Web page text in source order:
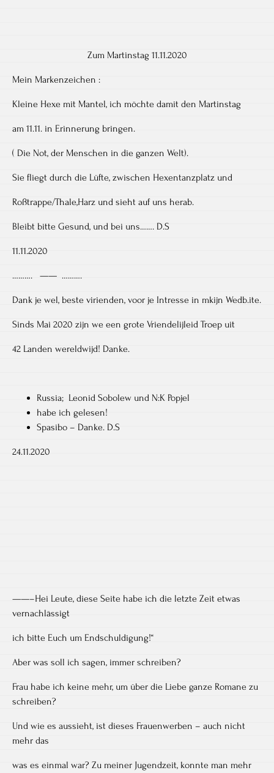
Zum Martinstag 11.11.2020
Mein Markenzeichen :
Kleine Hexe mit Mantel, ich möchte damit den Martinstag
am 11.11. in Erinnerung bringen.
( Die Not, der Menschen in die ganzen Welt).
Sie fliegt durch die Lüfte, zwischen Hexentanzplatz und
Roßtrappe/Thale,Harz und sieht auf uns herab.
Bleibt bitte Gesund, und bei uns……. D.S
11.11.2020
………. —— ……….
Dank je wel, beste virienden, voor je Intresse in mkijn Wedb.ite.
Sinds Mai 2020 zijn we een grote Vriendelijleid Troep uit
42 Landen wereldwijd! Danke.
Russia; Leonid Sobolew und N:K Popjel
habe ich gelesen!
Spasibo – Danke. D.S
24.11.2020
——–Hei Leute, diese Seite habe ich die letzte Zeit etwas
vernachlässigt
ich bitte Euch um Endschuldigung!“
Aber was soll ich sagen, immer schreiben?
Frau habe ich keine mehr, um über die Liebe ganze Romane zu
schreiben?
Und wie es aussieht, ist dieses Frauenwerben – auch nicht
mehr das
was es einmal war? Zu meiner Jugendzeit, konnte man mehr